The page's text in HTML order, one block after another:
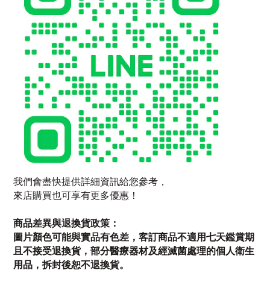
我們會盡快提供詳細資訊給您參考，
來店購買也可享有更多優惠！
商品差異與退換貨政策：
圖片顏色可能與實品有色差，客訂商品不適用七天鑑賞期
且不接受退換貨，部分醫療器材及經滅菌處理的個人衛生
用品，拆封後恕不退換貨。